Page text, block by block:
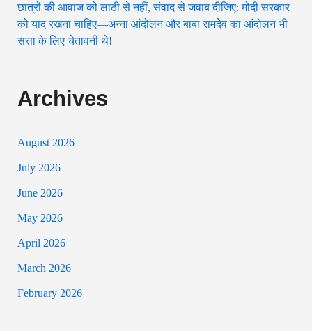
छात्रों की आवाज को लाठी से नहीं, संवाद से जवाब दीजिए: मोदी सरकार
को याद रखना चाहिए—अन्ना आंदोलन और बाबा रामदेव का आंदोलन भी
सत्ता के लिए चेतावनी थे!
Archives
August 2026
July 2026
June 2026
May 2026
April 2026
March 2026
February 2026